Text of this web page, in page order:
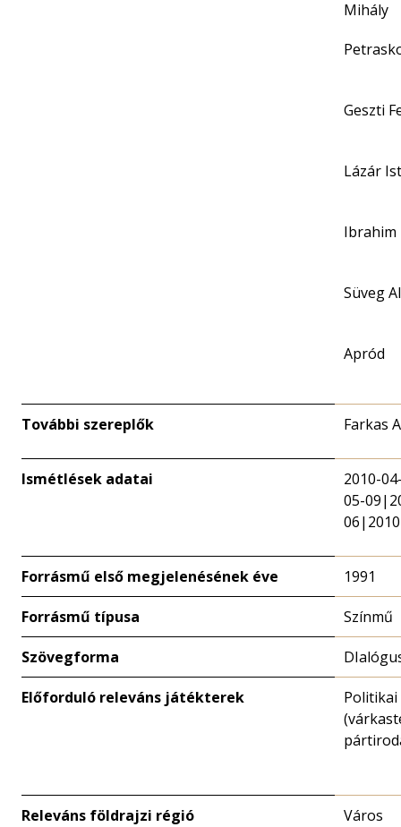
Mihály
Geszti
Lázár
Ibrahim
Süveg
Apród
További szereplők Farkas
Ismétlések adatai
2010-
05-
Forrásmű első megjelenésének éve 1991
Forrásmű típusa Színmű
Szövegforma
Előforduló releváns játékterek
Releváns földrajzi régió Város